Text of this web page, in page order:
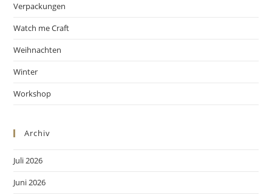
Verpackungen
Watch me Craft
Weihnachten
Winter
Workshop
Archiv
Juli 2026
Juni 2026